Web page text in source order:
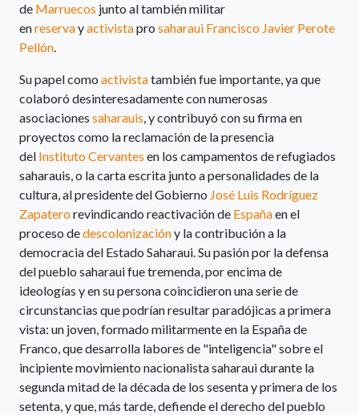
de Marruecos junto al también militar
enreservayactivistapro saharaui Francisco Javier Perote
Pellón.​
Su papel como activistatambién fue importante, ya que
colaboró desinteresadamente con numerosas
asociaciones saharauis, y contribuyó con su firma en
proyectos como la reclamación de la presencia
del Instituto Cervantes en los campamentos de refugiados
saharauis, o la carta escrita junto a personalidades de la
cultura, al presidente del Gobierno José Luis Rodríguez
Zapaterorevindicando reactivación de Españaen el
proceso dedescolonizacióny la contribución a la
democracia del Estado Saharaui.Su pasión por la defensa
del pueblo saharaui fue tremenda, por encima de
ideologías y en su persona coincidieron una serie de
circunstancias que podrían resultar paradójicas a primera
vista: un joven, formado militarmente en la España de
Franco, que desarrolla labores de "inteligencia" sobre el
incipiente movimiento nacionalista saharaui durante la
segunda mitad de la década de los sesenta y primera de los
setenta, y que, más tarde, defiende el derecho del pueblo